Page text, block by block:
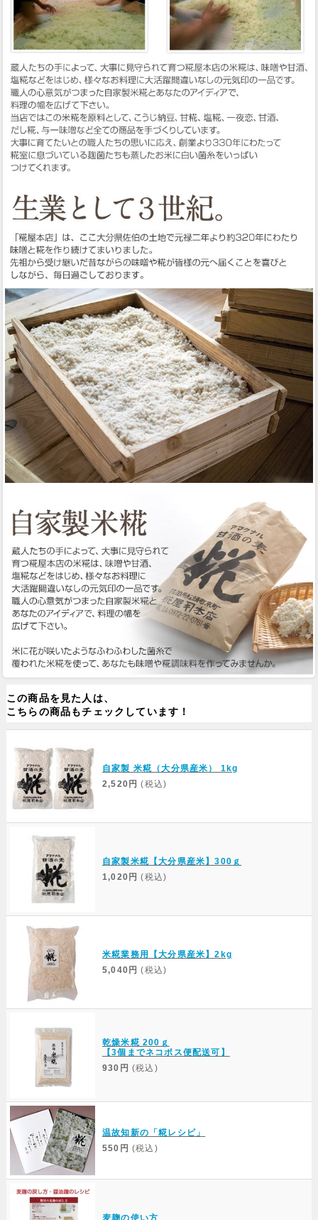
この商品を見た人は、
こちらの商品もチェックしています！
自家製 米糀（大分県産米） 1kg
2,520円 (税込)
自家製米糀【大分県産米】300ｇ
1,020円 (税込)
米糀業務用【大分県産米】2kg
5,040円 (税込)
乾燥米糀 200ｇ
【3個までネコポス便配送可】
930円 (税込)
温故知新の「糀レシピ」
550円 (税込)